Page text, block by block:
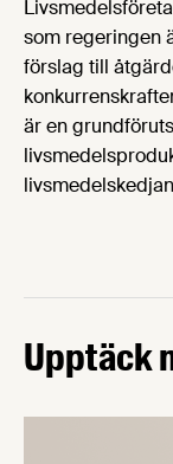
som regeringen
förslag till
är en
Upptäck